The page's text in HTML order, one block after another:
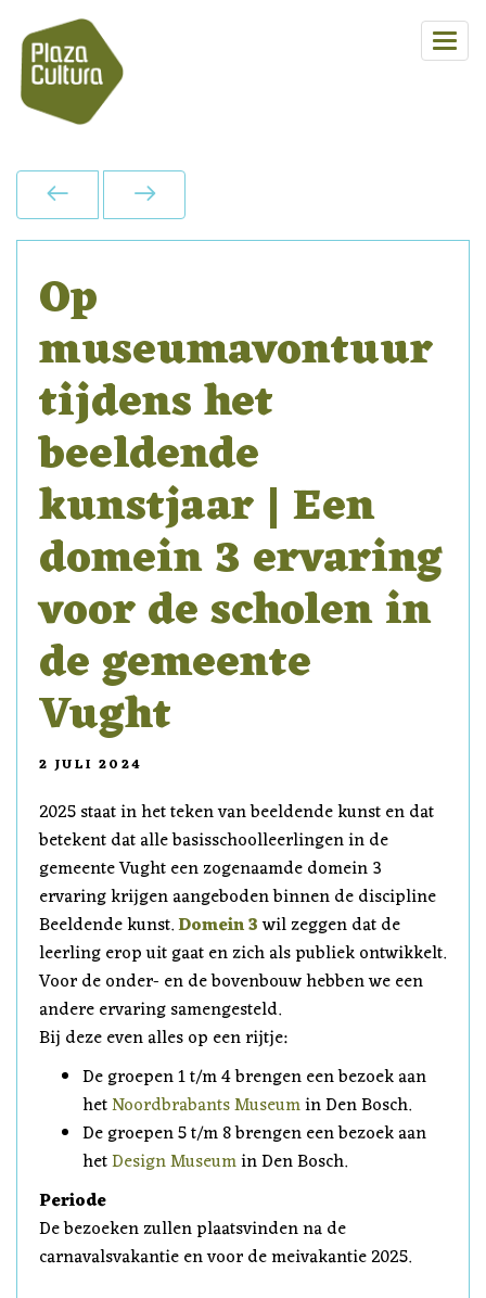
Op
museumavontuur
tijdens het
beeldende
kunstjaar | Een
domein 3 ervaring
voor de scholen in
de gemeente
Vught
2 JULI 2024
2025 staat in het teken van beeldende kunst en dat
betekent dat alle basisschoolleerlingen in de
gemeente Vught een zogenaamde domein 3
ervaring krijgen aangeboden binnen de discipline
Beeldende kunst.Domein 3wil zeggen dat de
leerling erop uit gaat en zich als publiek ontwikkelt.
Voor de onder- en de bovenbouw hebben we een
andere ervaring samengesteld.
Bij deze even alles op een rijtje:
De groepen 1 t/m 4 brengen een bezoek aan
hetNoordbrabants Museumin Den Bosch.
De groepen 5 t/m 8 brengen een bezoek aan
hetDesign Museumin Den Bosch.
Periode
De bezoeken zullen plaatsvinden na de
carnavalsvakantie en voor de meivakantie 2025.